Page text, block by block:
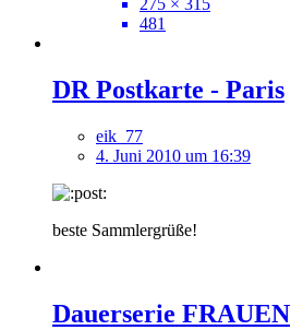
275 × 315
481
DR Postkarte - Paris
eik_77
4. Juni 2010 um 16:39
beste Sammlergrüße!
Dauerserie FRAUEN